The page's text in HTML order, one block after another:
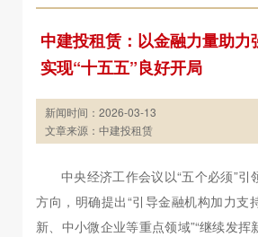
中建投租赁：以金融力量助力
实现“十五五”良好开局
新闻时间：2026-03-13
文章来源：中建投租赁
中央经济工作会议以“五个必须”
方向，明确提出“引导金融机构加力支
新、中小微企业等重点领域”“继续发